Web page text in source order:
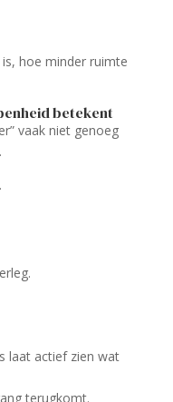
hoe minder ruimte
betekent
vaak niet genoeg
laat actief zien wat
terugkomt.